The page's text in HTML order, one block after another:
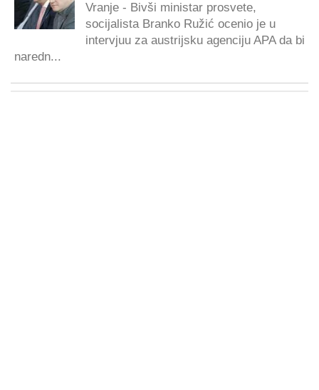
Vranje - Bivši ministar prosvete,
socijalista Branko Ružić ocenio je u
intervjuu za austrijsku agenciju APA da bi
naredn...